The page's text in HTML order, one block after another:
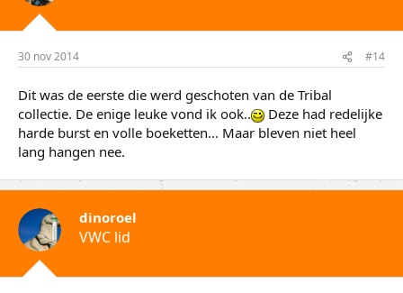
30 nov 2014 #14
Dit was de eerste die werd geschoten van de Tribal
collectie. De enige leuke vond ik ook..
Deze had redelijke
harde burst en volle boeketten... Maar bleven niet heel
lang hangen nee.
dinoroel
VWC lid